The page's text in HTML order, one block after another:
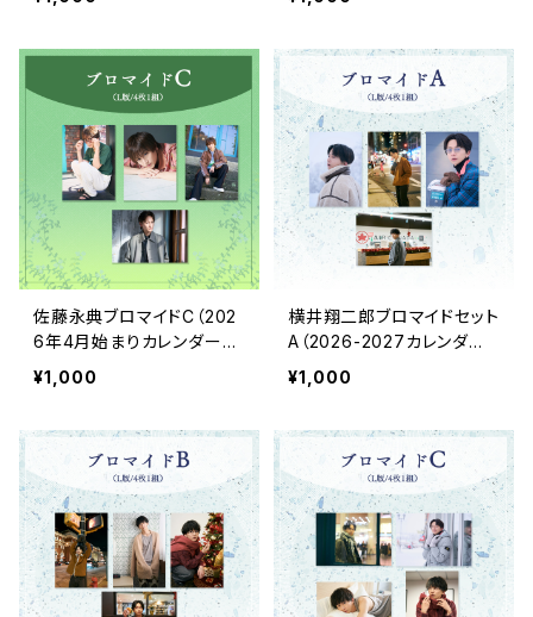
佐藤永典ブロマイドC（202
6年4月始まりカレンダーア
ザーカット）
¥1,000
横井翔二郎ブロマイドセット
A（2026-2027カレンダー
アザーカット）
¥1,000